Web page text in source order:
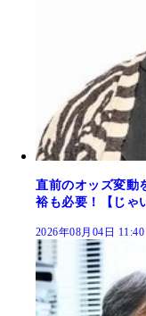
直前のオッズ変動
裕も必要！【じゃ
2026年08月04日 11:40